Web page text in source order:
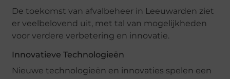
De toekomst van afvalbeheer in Leeuwarden ziet
er veelbelovend uit, met tal van mogelijkheden
voor verdere verbetering en innovatie.
Innovatieve Technologieën
Nieuwe technologieën en innovaties spelen een